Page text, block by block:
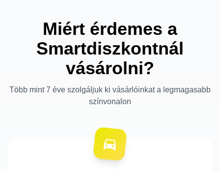
Miért érdemes a
Smartdiszkontnál
vásárolni?
Több mint 7 éve szolgáljuk ki vásárlóinkat a legmagasabb
színvonalon